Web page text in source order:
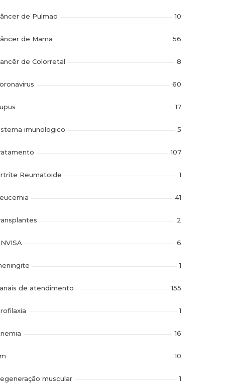
de Pulmao 10
de Mama 56
de Colorretal 8
60
17
imunologico 5
107
Reumatoide 1
41
2
6
1
de atendimento 155
1
16
10
muscular 1